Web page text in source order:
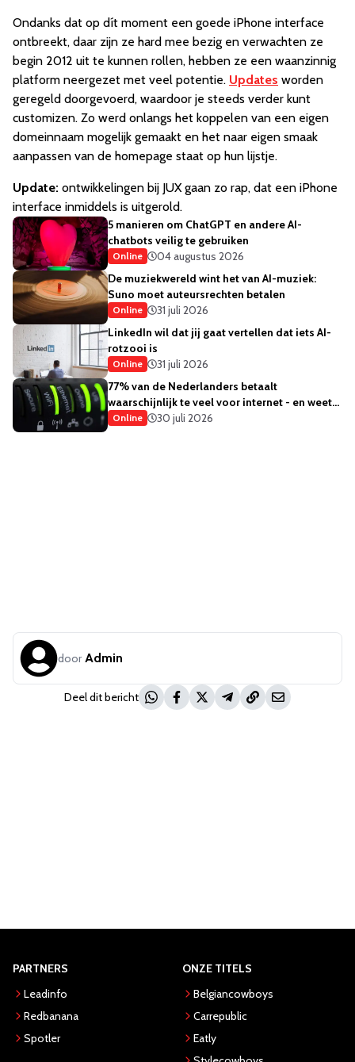
Ondanks dat op dít moment een goede iPhone interface
ontbreekt, daar zijn ze hard mee bezig en verwachten ze
begin 2012 uit te kunnen rollen, hebben ze een waanzinnig
platform neergezet met veel potentie. Updates worden
geregeld doorgevoerd, waardoor je steeds verder kunt
customizen. Zo werd onlangs het koppelen van een eigen
domeinnaam mogelijk gemaakt en het naar eigen smaak
aanpassen van de homepage staat op hun lijstje.
Update: ontwikkelingen bij JUX gaan zo rap, dat een iPhone
interface inmiddels is uitgerold.
5 manieren om ChatGPT en andere AI-
chatbots veilig te gebruiken
Online
04 augustus 2026
De muziekwereld wint het van AI-muziek:
Suno moet auteursrechten betalen
Online
31 juli 2026
LinkedIn wil dat jij gaat vertellen dat iets AI-
rotzooi is
Online
31 juli 2026
77% van de Nederlanders betaalt
waarschijnlijk te veel voor internet - en weet
het ook
Online 30 juli 2026
door Admin
Deel dit bericht
PARTNERS
Leadinfo
Redbanana
Spotler
ONZE TITELS
Belgiancowboys
Carrepublic
Eatly